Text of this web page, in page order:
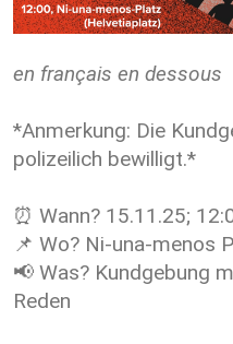
en français en dessous
*Anmerkung: Die
polizeilich bewilligt.*
⏰ Wann? 15.11.25;
📌 Wo? Ni-una-menos
📢 Was? Kundgebung
Reden